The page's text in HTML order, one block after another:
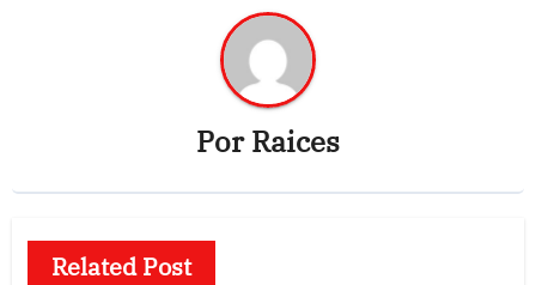
PorRaices
Related Post